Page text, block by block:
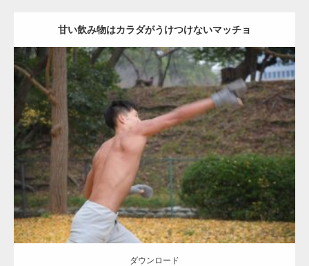
甘い飲み物はカラダがうけつけないマッチョ
Update:2021.07.8
Category: 公園のマッチョ その他 AKIHITO(細マッチョ) 背中
ダウンロード
ダウンロード